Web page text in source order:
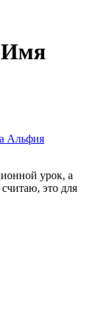
Альфия
урок, а
это для